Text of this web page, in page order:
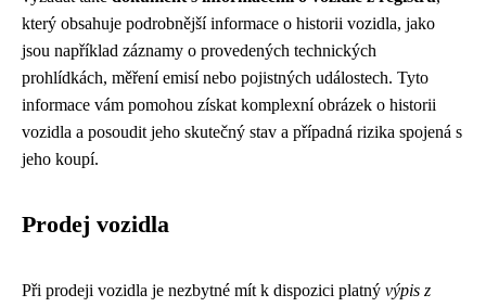
který obsahuje podrobnější informace o historii vozidla, jako
jsou například záznamy o provedených technických
prohlídkách, měření emisí nebo pojistných událostech. Tyto
informace vám pomohou získat komplexní obrázek o historii
vozidla a posoudit jeho skutečný stav a případná rizika spojená s
jeho koupí.
Prodej vozidla
Při prodeji vozidla je nezbytné mít k dispozici platný výpis z